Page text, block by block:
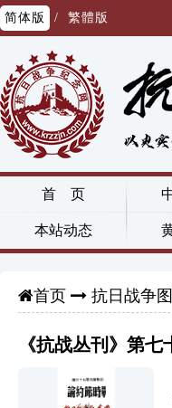
简体版 / 繁體版
首 页
本站动态
首页 抗日战争
《抗战丛刊》第